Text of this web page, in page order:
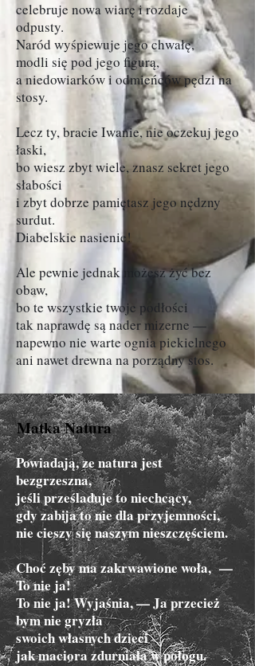
celebruje nowa wiarę i rozdaje
odpusty.
Naród wyśpiewuje jego chwałę,
modli się pod jego figurą,
a niedowiarków i odmieńców pędzi na
stosy.
Lecz ty, bracie Iwanie, nie oczekuj jego
łaski,
bo wiesz zbyt wiele, znasz sekret jego
słabości
i zbyt dobrze pamiętasz jego nędzny
surdut.
Diabelskie nasienie!
Ale pewnie jednak możesz żyć bez
obaw,
bo te wszystkie twoje podłości
tak naprawdę są nader mizerne —
napewno nie warte ognia piekielnego
ani nawet drewna na porządny stos.
Matka Natura
Powiadają, ze natura jest
bezgrzeszna,
jeśli prześladuje to niechcący,
gdy zabija to nie dla przyjemności,
nie cieszy się naszym nieszczęściem.
Choć zęby ma zakrwawione woła, —
To nie ja!
To nie ja! Wyjaśnia, — Ja przecież
bym nie gryzła
swoich własnych dzieci
jak maciora zdurniała w połogu.